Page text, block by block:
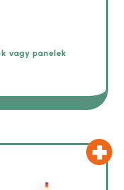
vagy panelek